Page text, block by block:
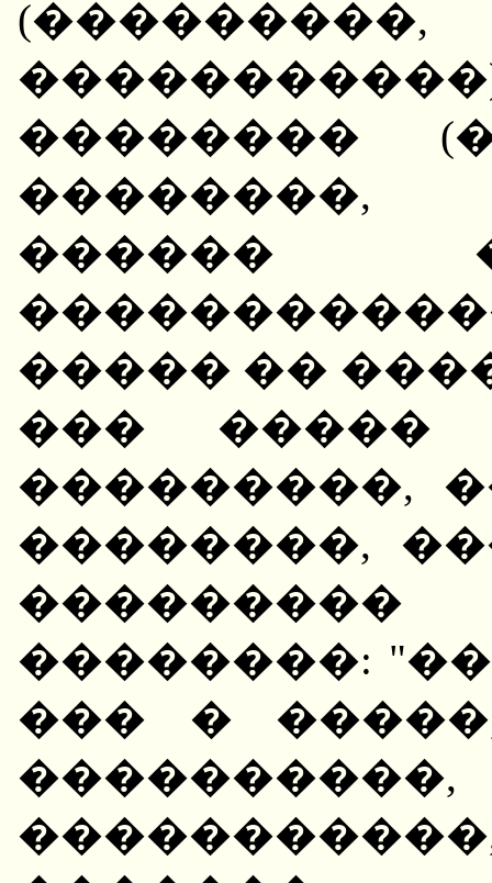
��������
��������,
������
����� ��
��� �����
���������,
��������,
��������:
��� �